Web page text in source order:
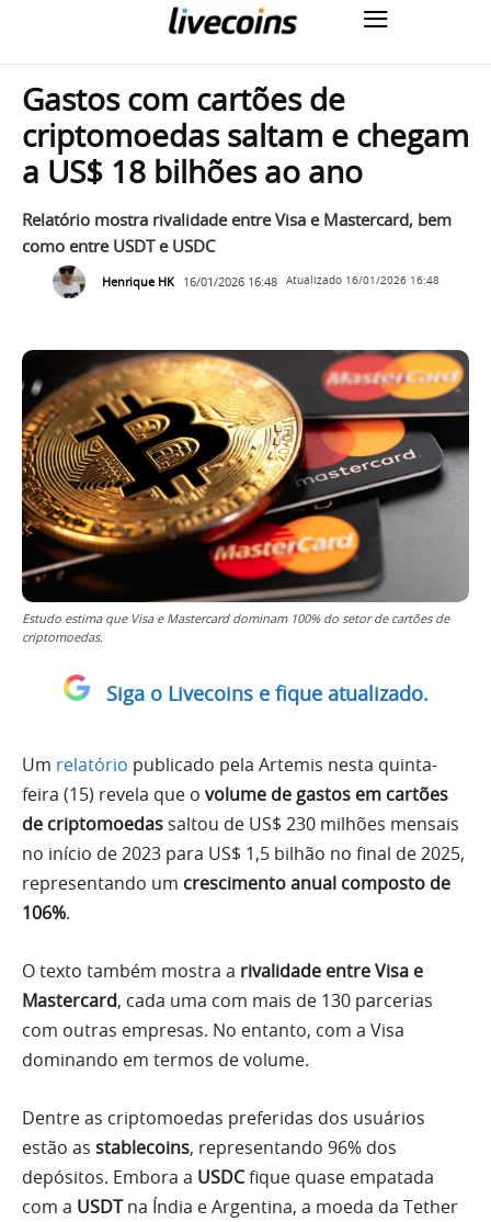
Gastos com cartões de
criptomoedas saltam e chegam
a US$ 18 bilhões ao ano
Relatório mostra rivalidade entre Visa e Mastercard, bem
como entre USDT e USDC
Henrique HK 16/01/2026 16:48 Atualizado 16/01/2026 16:48
Estudo estima que Visa e Mastercard dominam 100% do setor de cartões de
criptomoedas.
Siga o Livecoins e fique atualizado.
Um relatório publicado pela Artemis nesta quinta-
feira (15) revela que o volume de gastos em cartões
de criptomoedas saltou de US$ 230 milhões mensais
no início de 2023 para US$ 1,5 bilhão no final de 2025,
representando um crescimento anual composto de
106%.
O texto também mostra a rivalidade entre Visa e
Mastercard, cada uma com mais de 130 parcerias
com outras empresas. No entanto, com a Visa
dominando em termos de volume.
Dentre as criptomoedas preferidas dos usuários
estão as stablecoins, representando 96% dos
depósitos. Embora a USDCfique quase empatada
com a USDTna Índia e Argentina, a moeda da Tether